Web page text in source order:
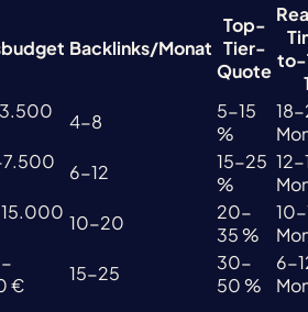
Backlinks/Monat
Top-
Tier-
Quote to-
4-8
5-15
%
6-12
15-25
%
12-
10-20
20-
35 %
10-
€
15-25
30-
50 %
6-